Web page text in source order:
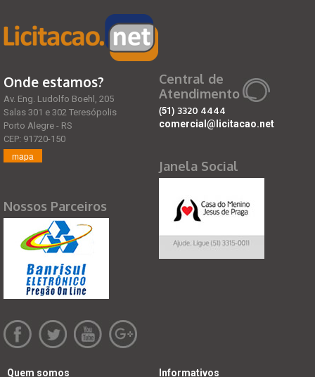
Onde estamos?
Av. Eng. Ludolfo Boehl, 205
Salas 301 e 302 Teresópolis
Porto Alegre - RS
CEP: 91720-150
mapa
Nossos Parceiros
Central de
Atendimento
(51) 3320 4444
comercial@licitacao.net
Janela Social
Quem somos Informativos